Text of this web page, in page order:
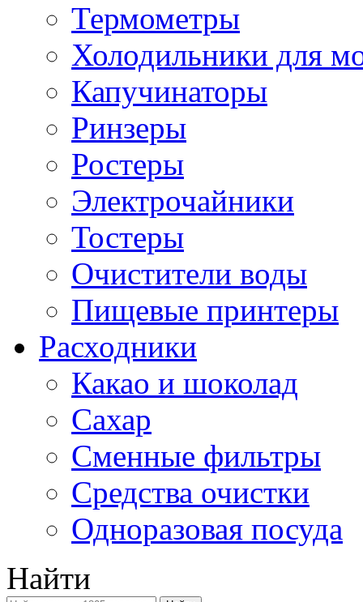
Термометры
Холодильники для
Капучинаторы
Ринзеры
Ростеры
Электрочайники
Тостеры
Очистители воды
Пищевые принтеры
Расходники
Какао и шоколад
Сахар
Сменные фильтры
Средства очистки
Одноразовая посуда
Найти